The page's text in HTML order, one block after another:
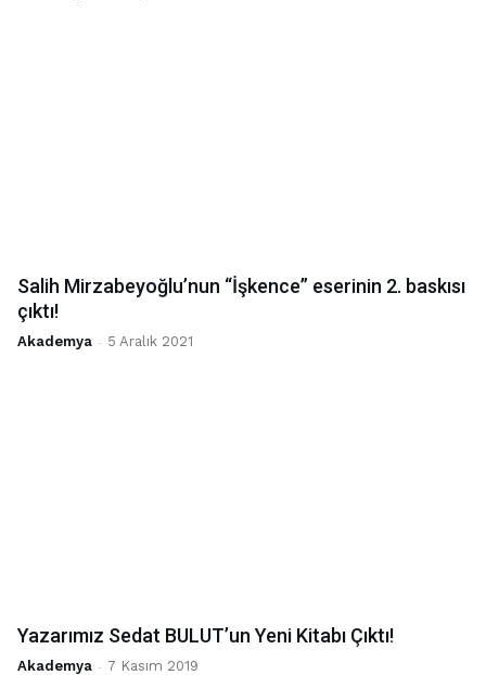
Salih Mirzabeyoğlu’nun “İşkence” eserinin 2. baskısı
çıktı!
Akademya - 5 Aralık 2021
Yazarımız Sedat BULUT’un Yeni Kitabı Çıktı!
Akademya - 7 Kasım 2019